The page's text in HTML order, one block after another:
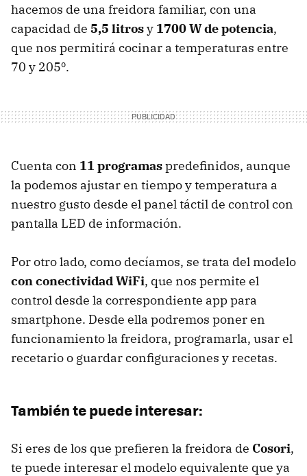
hacemos de una freidora familiar, con una
capacidad de 5,5 litrosy 1700 W de potencia,
que nos permitirá cocinar a temperaturas entre
70 y 205º.
Cuenta con 11 programaspredefinidos, aunque
la podemos ajustar en tiempo y temperatura a
nuestro gusto desde el panel táctil de control con
pantalla LED de información.
Por otro lado, como decíamos, se trata del modelo
con conectividad WiFi, que nos permite el
control desde la correspondiente app para
smartphone. Desde ella podremos poner en
funcionamiento la freidora, programarla, usar el
recetario o guardar configuraciones y recetas.
También te puede interesar:
Si eres de los que prefieren la freidora de Cosori,
te puede interesar el modelo equivalente que ya